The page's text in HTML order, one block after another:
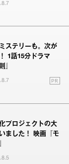
ステリーも。次が
1話15分ドラマ
』
PR
プロジェクトの大
ました！ 映画『モ